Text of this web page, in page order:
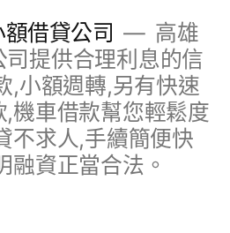
借貸公司
高雄
提供合理利息的信
,小額週轉,另有快速
機車借款幫您輕鬆度
不求人,手續簡便快
融資正當合法。